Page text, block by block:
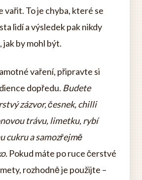
vařit. To je chyba, které se
lidí a výsledek pak nikdy
by mohl být.
vaření, připravte si
dopředu. Budete
zázvor, česnek, chilli
trávu, limetku, rybí
cukru a samozřejmě
Pokud máte po ruce čerstvé
rozhodně je použijte –